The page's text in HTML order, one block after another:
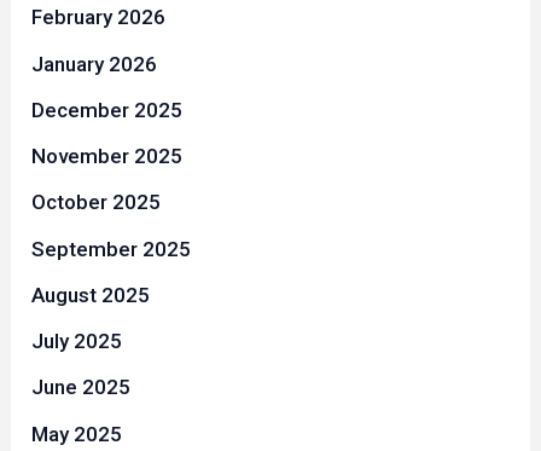
February 2026
January 2026
December 2025
November 2025
October 2025
September 2025
August 2025
July 2025
June 2025
May 2025